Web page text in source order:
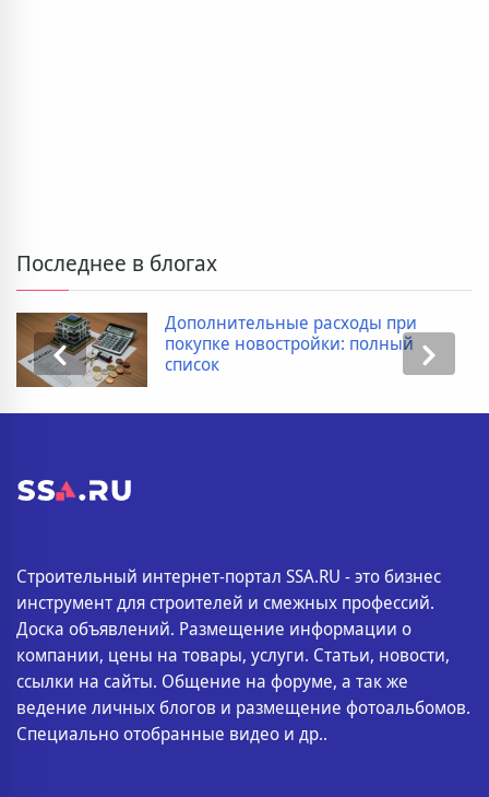
Последнее в блогах
Дополнительные расходы при
покупке новостройки: полный
список
Строительный интернет-портал SSA.RU - это бизнес
инструмент для строителей и смежных профессий.
Доска объявлений. Размещение информации о
компании, цены на товары, услуги. Статьи, новости,
ссылки на сайты. Общение на форуме, а так же
ведение личных блогов и размещение фотоальбомов.
Специально отобранные видео и др..